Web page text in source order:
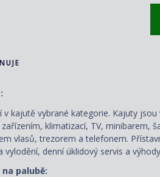
v kajutě vybrané kategorie. Kajuty
klimatizací, TV, minibarem,
vlasů, trezorem a telefonem. P
vylodění, denní úklidový servis a
palubě: